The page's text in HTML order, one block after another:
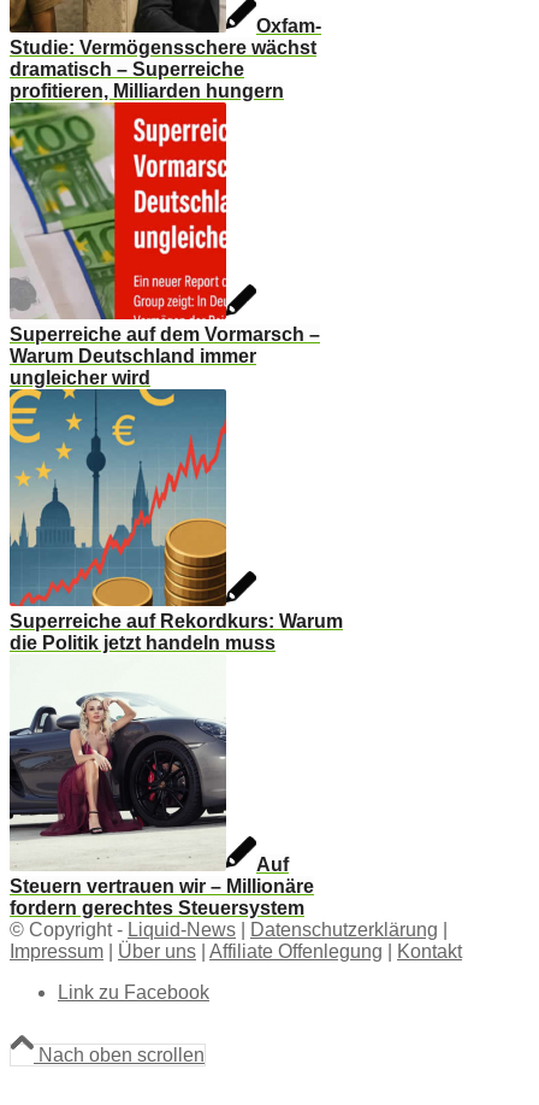
Oxfam-
Studie: Vermögensschere wächst
dramatisch – Superreiche
profitieren, Milliarden hungern
Superreiche auf dem Vormarsch –
Warum Deutschland immer
ungleicher wird
Superreiche auf Rekordkurs: Warum
die Politik jetzt handeln muss
Auf
Steuern vertrauen wir – Millionäre
fordern gerechtes Steuersystem
© Copyright - Liquid-News Datenschutzerklärung
Impressum
Über uns Affiliate Offenlegung
Kontakt
Link zu Facebook
Nach oben scrollen